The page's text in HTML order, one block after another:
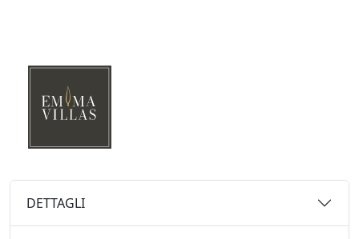
DETTAGLI